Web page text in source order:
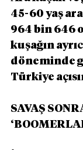
45-60 yaş
964 bin 646
kuşağın
döneminde
Türkiye
SAVAŞ